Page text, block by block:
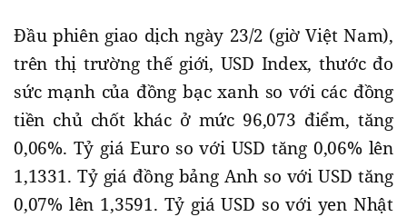
Đầu phiên giao dịch ngày 23/2 (giờ Việt Nam),
trên thị trường thế giới, USD Index, thước đo
sức mạnh của đồng bạc xanh so với các đồng
tiền chủ chốt khác ở mức 96,073 điểm, tăng
0,06%. Tỷ giá Euro so với USD tăng 0,06% lên
1,1331. Tỷ giá đồng bảng Anh so với USD tăng
0,07% lên 1,3591. Tỷ giá USD so với yen Nhật